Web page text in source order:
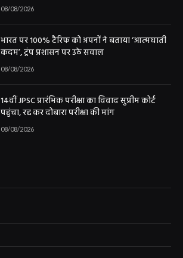
08/08/2026
भारत पर 100% टैरिफ को अपनों ने बताया ‘आत्मघाती
कदम’, ट्रंप प्रशासन पर उठे सवाल
08/08/2026
14वीं JPSC प्रारंभिक परीक्षा का विवाद सुप्रीम कोर्ट
पहुंचा, रद्द कर दोबारा परीक्षा की मांग
08/08/2026